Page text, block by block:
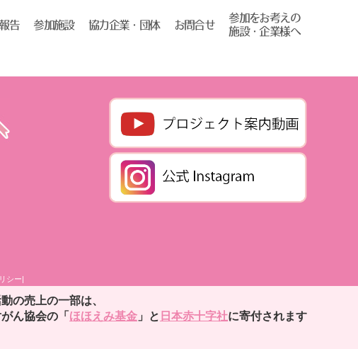
告 参加施設 協力企業・団体 お問合せ
参加をお考えの
施設・企業様へ
シー|
の売上の一部は、
ん協会の「 ほほえみ基金 」と 日本赤十字社に寄付されます